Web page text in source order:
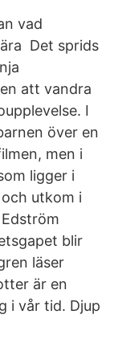
vad
Det sprids
att vandra
I
över en
men i
ligger i
utkom i
blir
läser
är en
i vår tid. Djup